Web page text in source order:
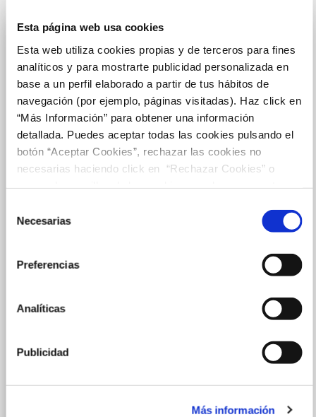
Esta página web usa cookies
Esta web utiliza cookies propias y de terceros para fines
analíticos y para mostrarte publicidad personalizada en
base a un perfil elaborado a partir de tus hábitos de
navegación (por ejemplo, páginas visitadas). Haz click en
“Más Información” para obtener una información
detallada. Puedes aceptar todas las cookies pulsando el
botón “Aceptar Cookies”, rechazar las cookies no
necesarias haciendo click en “Rechazar Cookies” o
Necesarias
Preferencias
Analíticas
Publicidad
Más información